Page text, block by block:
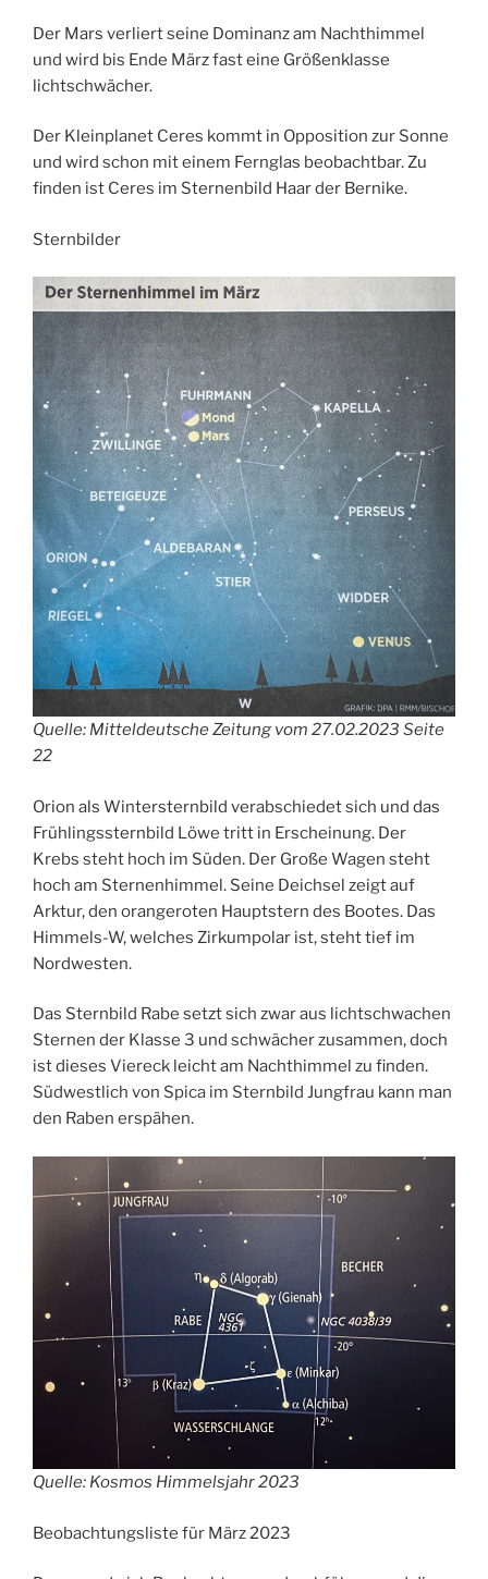
Der Mars verliert seine Dominanz am Nachthimmel
und wird bis Ende März fast eine Größenklasse
lichtschwächer.
Der Kleinplanet Ceres kommt in Opposition zur Sonne
und wird schon mit einem Fernglas beobachtbar. Zu
finden ist Ceres im Sternenbild Haar der Bernike.
Sternbilder
Quelle: Mitteldeutsche Zeitung vom 27.02.2023 Seite
22
Orion als Wintersternbild verabschiedet sich und das
Frühlingssternbild Löwe tritt in Erscheinung. Der
Krebs steht hoch im Süden. Der Große Wagen steht
hoch am Sternenhimmel. Seine Deichsel zeigt auf
Arktur, den orangeroten Hauptstern des Bootes. Das
Himmels-W, welches Zirkumpolar ist, steht tief im
Nordwesten.
Das Sternbild Rabe setzt sich zwar aus lichtschwachen
Sternen der Klasse 3 und schwächer zusammen, doch
ist dieses Viereck leicht am Nachthimmel zu finden.
Südwestlich von Spica im Sternbild Jungfrau kann man
den Raben erspähen.
Quelle: Kosmos Himmelsjahr 2023
Beobachtungsliste für März 2023